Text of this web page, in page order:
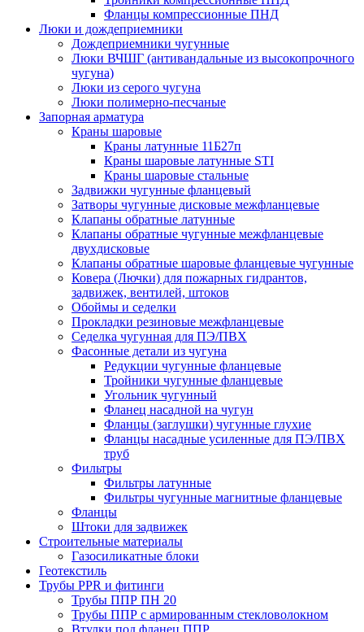
Фланцы компрессионные ПНД
Люки и дождеприемники
Дождеприемники чугунные
Люки ВЧШГ (антивандальные из высокопрочного
чугуна)
Люки из серого чугуна
Люки полимерно-песчаные
Запорная арматура
Краны шаровые
Краны латунные 11Б27п
Краны шаровые латунные STI
Краны шаровые стальные
Задвижки чугунные фланцевый
Затворы чугунные дисковые межфланцевые
Клапаны обратные латунные
Клапаны обратные чугунные межфланцевые
двухдисковые
Клапаны обратные шаровые фланцевые чугунные
Ковера (Лючки) для пожарных гидрантов,
задвижек, вентилей, штоков
Обоймы и седелки
Прокладки резиновые межфланцевые
Седелка чугунная для ПЭ/ПВХ
Фасонные детали из чугуна
Редукции чугунные фланцевые
Тройники чугунные фланцевые
Угольник чугунный
Фланец насадной на чугун
Фланцы (заглушки) чугунные глухие
Фланцы насадные усиленные для ПЭ/ПВХ
труб
Фильтры
Фильтры латунные
Фильтры чугунные магнитные фланцевые
Фланцы
Штоки для задвижек
Строительные материалы
Газосиликатные блоки
Геотекстиль
Трубы PPR и фитинги
Трубы ППР ПН 20
Трубы ППР с армированным стекловолокном
Втулки под фланец ППР